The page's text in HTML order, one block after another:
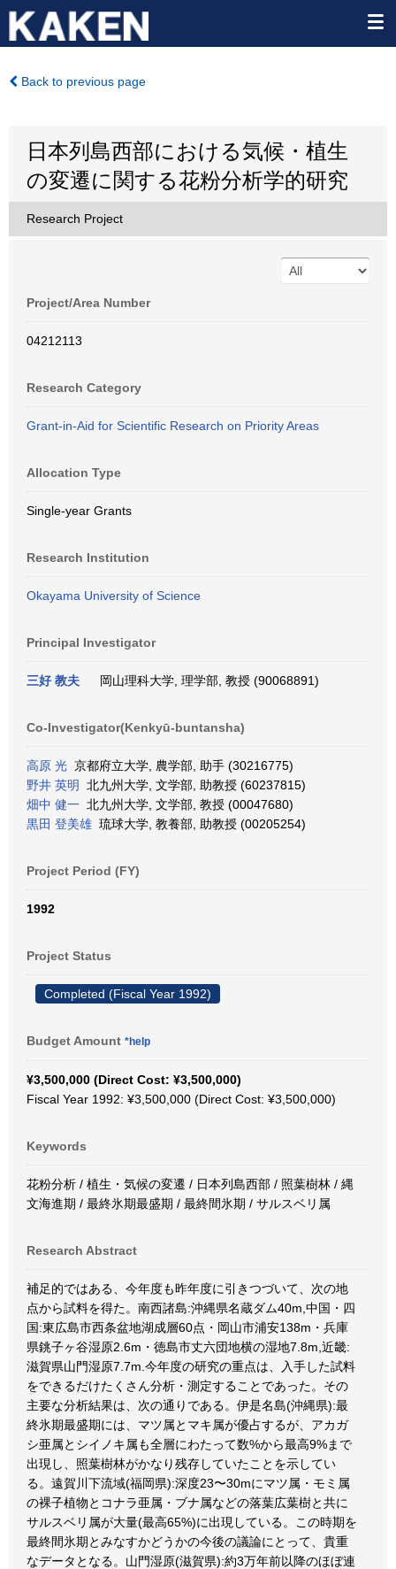
Back to previous page
日本列島西部における気候・植生
の変遷に関する花粉分析学的研究
Research Project
Project/Area Number
04212113
Research Category
Grant-in-Aid for Scientific Research on Priority Areas
Allocation Type
Single-year Grants
Research Institution
Okayama University of Science
Principal Investigator
三好 教夫 岡山理科大学, 理学部, 教授 (90068891)
Co-Investigator(Kenkyū-buntansha)
高原 光 京都府立大学, 農学部, 助手 (30216775)
野井 英明
北九州大学, 文学部, 助教授 (60237815)
畑中 健一 北九州大学, 文学部, 教授 (00047680)
黒田 登美雄 琉球大学, 教養部, 助教授 (00205254)
Project Period (FY)
1992
Project Status
Completed (Fiscal Year 1992)
Budget Amount *help
¥3,500,000 (Direct Cost: ¥3,500,000)
Fiscal Year 1992: ¥3,500,000 (Direct Cost: ¥3,500,000)
Keywords
花粉分析 / 植生・気候の変遷 / 日本列島西部 / 照葉樹林 / 縄
文海進期 / 最終氷期最盛期 / 最終間氷期 / サルスベリ属
Research Abstract
補足的ではある、今年度も昨年度に引きつづいて、次の地
点から試料を得た。南西諸島:沖縄県名蔵ダム40m,中国・四
国:東広島市西条盆地湖成層60点・岡山市浦安138m・兵庫
県銚子ヶ谷湿原2.6m・徳島市丈六団地横の湿地7.8m,近畿:
滋賀県山門湿原7.7m.今年度の研究の重点は、入手した試料
をできるだけたくさん分析・測定することであった。その
主要な分析結果は、次の通りである。伊是名島(沖縄県):最
終氷期最盛期には、マツ属とマキ属が優占するが、アカガ
シ亜属とシイノキ属も全層にわたって数%から最高9%まで
出現し、照葉樹林がかなり残存していたことを示してい
る。遠賀川下流域(福岡県):深度23〜30mにマツ属・モミ属
の裸子植物とコナラ亜属・ブナ属などの落葉広葉樹と共に
サルスベリ属が大量(最高65%)に出現している。この時期を
最終間氷期とみなすかどうかの今後の議論にとって、貴重
なデータとなる。山門湿原(滋賀県):約3万年前以降のほぼ連